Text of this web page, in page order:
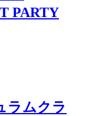
PARTY
ラムクラ